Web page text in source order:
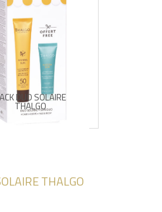
DUO SOLAIRE
THALGO
THALGO